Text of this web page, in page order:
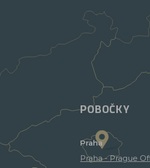
POBOČKY
Praha
Praha - Prague